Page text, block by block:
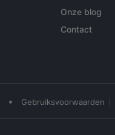
Onze blog
Contact
• Gebruiksvoorwaarden